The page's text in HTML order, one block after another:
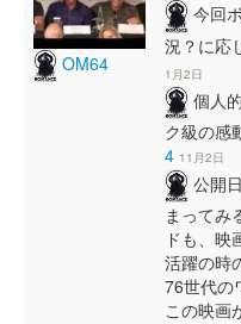
OM64
今回
況？に応
1月2日
個人
ク級の感
4 11月2日
公開
まってみ
ドも、
活躍の時
76世代の
この映画